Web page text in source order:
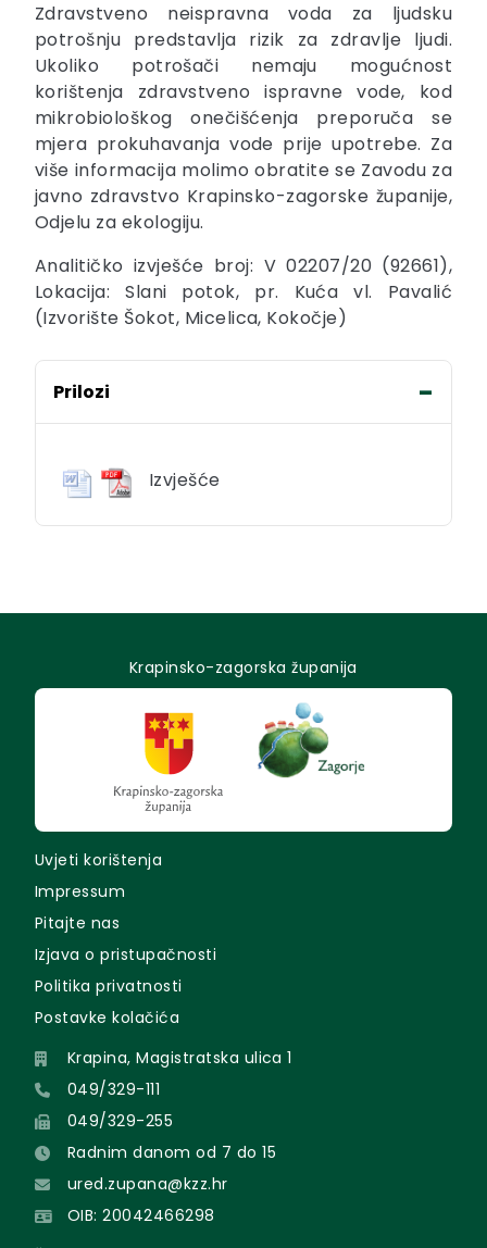
Zdravstveno neispravna voda za ljudsku
potrošnju predstavlja rizik za zdravlje ljudi.
Ukoliko potrošači nemaju mogućnost
korištenja zdravstveno ispravne vode, kod
mikrobiološkog onečišćenja preporuča se
mjera prokuhavanja vode prije upotrebe. Za
više informacija molimo obratite se Zavodu za
javno zdravstvo Krapinsko-zagorske županije,
Odjelu za ekologiju.
Analitičko izvješće broj: V 02207/20 (92661),
Lokacija: Slani potok, pr. Kuća vl. Pavalić
(Izvorište Šokot, Micelica, Kokočje)
Prilozi
Izvješće
Krapinsko-zagorska županija
Uvjeti korištenja
Impressum
Pitajte nas
Izjava o pristupačnosti
Politika privatnosti
Postavke kolačića
Krapina, Magistratska ulica 1
049/329-111
049/329-255
Radnim danom od 7 do 15
ured.zupana@kzz.hr
OIB: 20042466298